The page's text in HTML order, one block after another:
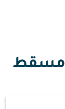
مسقط